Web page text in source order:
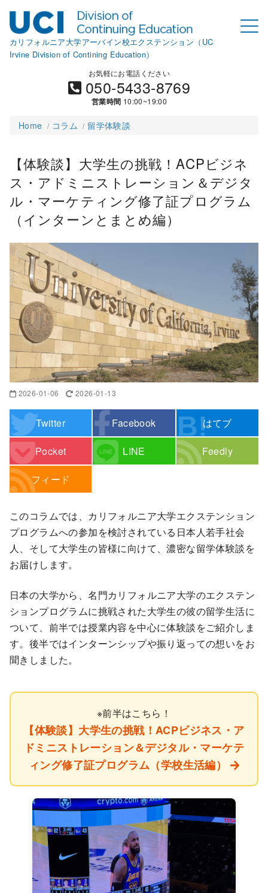
カリフォルニア大学アーバイン校エクステンション（UC
Irvine Division of Contining Education）
お気軽にお電話ください
050-5433-8769
営業時間 10:00~19:00
Home コラム 留学体験談
【体験談】大学生の挑戦！ACPビジネ
ス・アドミニストレーション＆デジタ
ル・マーケティング修了証プログラム
（インターンとまとめ編）
2026-01-06 2026-01-13
Twitter Facebook はてブ
Pocket LINE Feedly
フィード
このコラムでは、カリフォルニア大学エクステンション
プログラムへの参加を検討されている日本人若手社会
人、そして大学生の皆様に向けて、濃密な留学体験談を
お届けします。
日本の大学から、名門カリフォルニア大学のエクステン
ションプログラムに挑戦された大学生の彼の留学生活に
ついて、前半では授業内容を中心に体験談をご紹介しま
す。後半ではインターンシップや振り返っての想いをお
聞きしました。
※前半はこちら！
【体験談】大学生の挑戦！ACPビジネス・ア
ドミニストレーション＆デジタル・マーケテ
ィング修了証プログラム（学校生活編）